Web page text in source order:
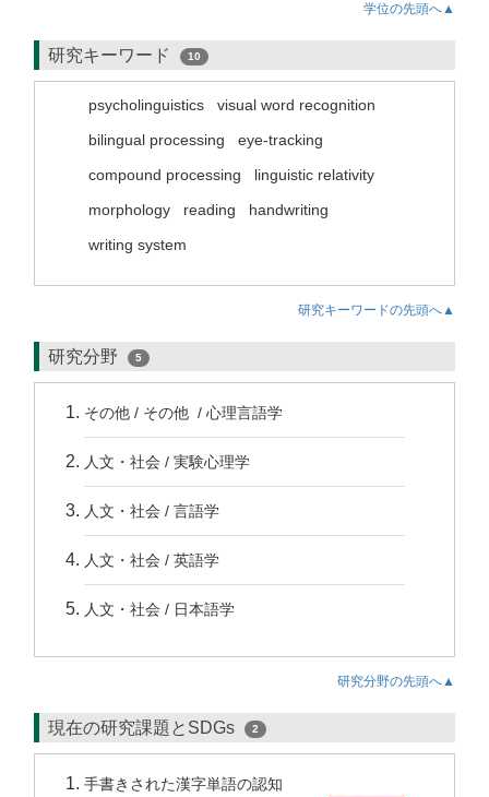
学位の先頭へ▲
研究キーワード 10
psycholinguistics
visual word recognition
bilingual processing
eye-tracking
compound processing
linguistic relativity
morphology
reading
handwriting
writing system
研究キーワードの先頭へ▲
研究分野 5
その他 / その他 / 心理言語学
人文・社会 / 実験心理学
人文・社会 / 言語学
人文・社会 / 英語学
人文・社会 / 日本語学
研究分野の先頭へ▲
現在の研究課題とSDGs 2
手書きされた漢字単語の認知